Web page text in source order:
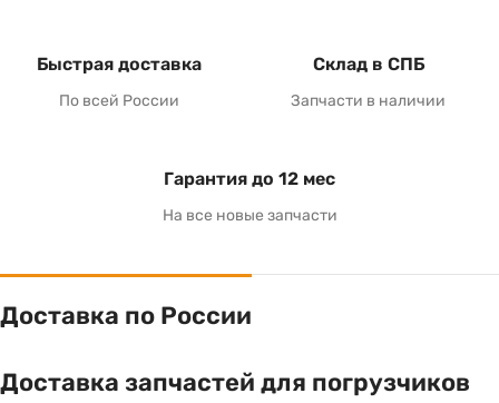
Быстрая доставка
По всей России
Склад в СПБ
Запчасти в наличии
Гарантия до 12 мес
На все новые запчасти
Доставка по России
Доставка запчастей для погрузчиков